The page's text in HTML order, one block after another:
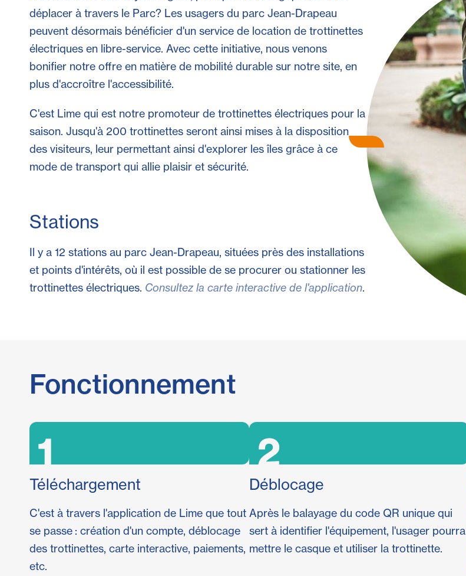
déplacer à travers le Parc? Les usagers du parc Jean-Drapeau
peuvent désormais bénéficier d'un service de location de trottinettes
électriques en libre-service. Avec cette initiative, nous venons
bonifier notre offre en matière de mobilité durable sur notre site, en
plus d'accroître l'accessibilité.
C'est Lime qui est notre promoteur de trottinettes électriques pour la
saison. Jusqu'à 200 trottinettes seront ainsi mises à la disposition
des visiteurs, leur permettant ainsi d'explorer les îles grâce à ce
mode de transport qui allie plaisir et sécurité.
Stations
Il y a 12 stations au parc Jean-Drapeau, situées près des installations
et points d'intérêts, où il est possible de se procurer ou stationner les
trottinettes électriques. Consultez la carte interactive de l'application.
Fonctionnement
1
Téléchargement
C'est à travers l'application de Lime que tout
se passe : création d'un compte, déblocage
des trottinettes, carte interactive, paiements,
etc.
2
Déblocage
Après le balayage du code QR unique qui
sert à identifier l'équipement, l'usager pourra
mettre le casque et utiliser la trottinette.